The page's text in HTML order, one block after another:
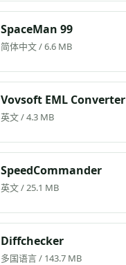
SpaceMan 99
简体中文 / 6.6 MB
Vovsoft EML Converter
英文 / 4.3 MB
SpeedCommander
英文 / 25.1 MB
Diffchecker
多国语言 / 143.7 MB